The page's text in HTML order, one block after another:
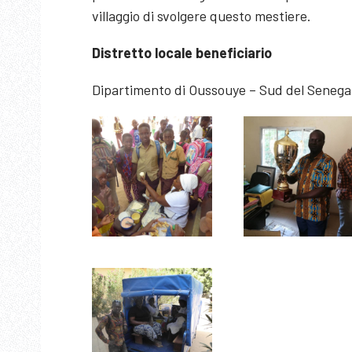
villaggio di svolgere questo mestiere.
Distretto locale beneficiario
Dipartimento di Oussouye – Sud del